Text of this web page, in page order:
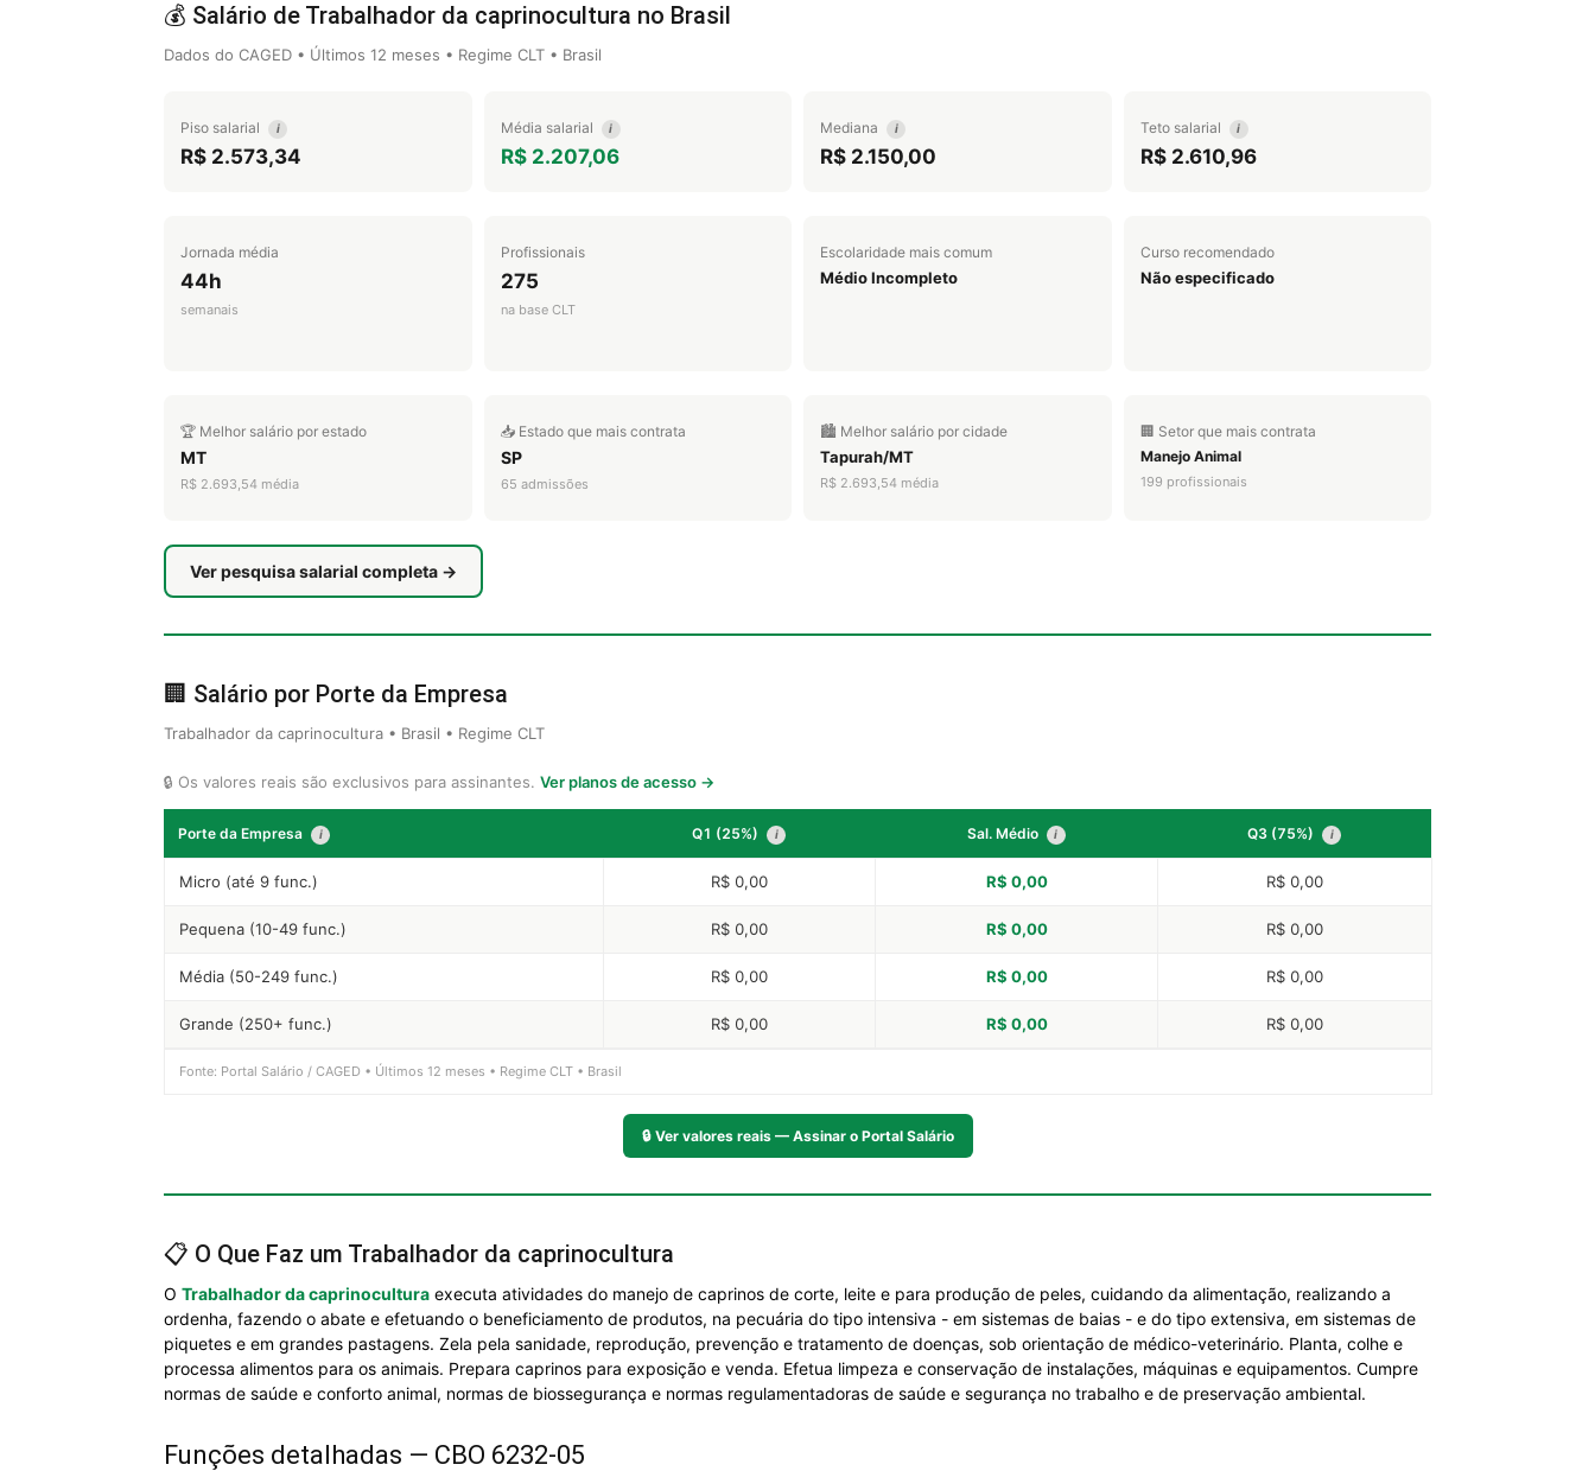
💰 Salário de Trabalhador da caprinocultura no Brasil
Dados do CAGED • Últimos 12 meses • Regime CLT • Brasil
Piso salarial i
R$ 2.573,34
Média salarial i
R$ 2.207,06
Mediana i
R$ 2.150,00
Teto salarial i
R$ 2.610,96
Jornada média
44h
semanais
Profissionais
275
na base CLT
Escolaridade mais comum
Médio Incompleto
Curso recomendado
Não especificado
🏆 Melhor salário por estado
MT
R$ 2.693,54 média
📥 Estado que mais contrata
SP
65 admissões
🏙️ Melhor salário por cidade
Tapurah/MT
R$ 2.693,54 média
🏢 Setor que mais contrata
Manejo Animal
199 profissionais
Ver pesquisa salarial completa →
🏢 Salário por Porte da Empresa
Trabalhador da caprinocultura • Brasil • Regime CLT
🔒 Os valores reais são exclusivos para assinantes. Ver planos de acesso →
Porte da Empresa i Q1 (25%) i Sal. Médio i Q3 (75%) i
Micro (até 9 func.) R$ 0,00 R$ 0,00 R$ 0,00
Pequena (10-49 func.) R$ 0,00 R$ 0,00 R$ 0,00
Média (50-249 func.) R$ 0,00 R$ 0,00 R$ 0,00
Grande (250+ func.) R$ 0,00 R$ 0,00 R$ 0,00
Fonte: Portal Salário / CAGED • Últimos 12 meses • Regime CLT • Brasil
🔒 Ver valores reais — Assinar o Portal Salário
📋 O Que Faz um Trabalhador da caprinocultura
O Trabalhador da caprinocultura executa atividades do manejo de caprinos de corte, leite e para produção de peles, cuidando da alimentação, realizando a
ordenha, fazendo o abate e efetuando o beneficiamento de produtos, na pecuária do tipo intensiva - em sistemas de baias - e do tipo extensiva, em sistemas de
piquetes e em grandes pastagens. Zela pela sanidade, reprodução, prevenção e tratamento de doenças, sob orientação de médico-veterinário. Planta, colhe e
processa alimentos para os animais. Prepara caprinos para exposição e venda. Efetua limpeza e conservação de instalações, máquinas e equipamentos. Cumpre
normas de saúde e conforto animal, normas de biossegurança e normas regulamentadoras de saúde e segurança no trabalho e de preservação ambiental.
Funções detalhadas — CBO 6232-05